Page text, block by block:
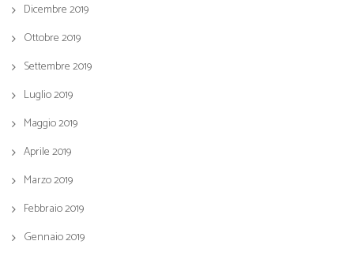
Dicembre 2019
Ottobre 2019
Settembre 2019
Luglio 2019
Maggio 2019
Aprile 2019
Marzo 2019
Febbraio 2019
Gennaio 2019